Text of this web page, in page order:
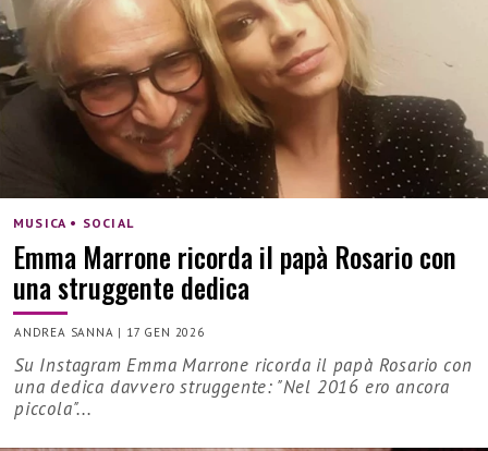
MUSICA • SOCIAL
Emma Marrone ricorda il papà Rosario con
una struggente dedica
ANDREA SANNA | 17 GEN 2026
Su Instagram Emma Marrone ricorda il papà Rosario con
una dedica davvero struggente: "Nel 2016 ero ancora
piccola"...